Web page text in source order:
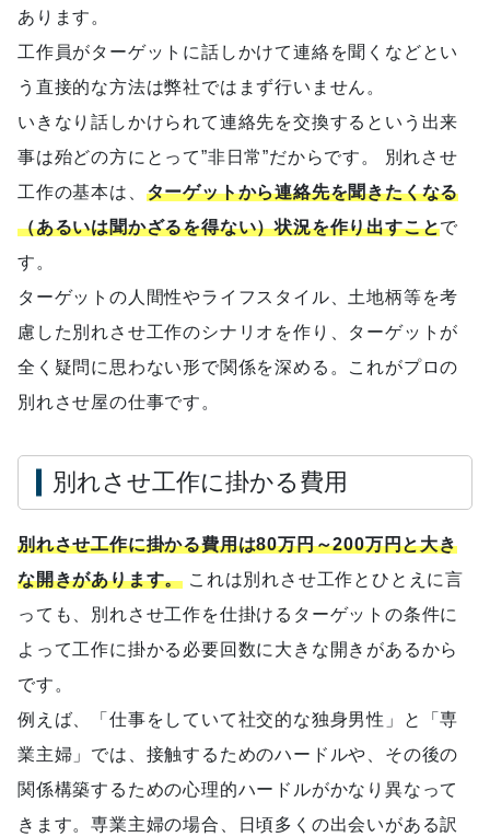
あります。
工作員がターゲットに話しかけて連絡を聞くなどとい
う直接的な方法は弊社ではまず行いません。
いきなり話しかけられて連絡先を交換するという出来
事は殆どの方にとって”非日常”だからです。 別れさせ
工作の基本は、 ターゲットから連絡先を聞きたくなる
（あるいは聞かざるを得ない）状況を作り出すことで
す。
ターゲットの人間性やライフスタイル、土地柄等を考
慮した別れさせ工作のシナリオを作り、ターゲットが
全く疑問に思わない形で関係を深める。これがプロの
別れさせ屋の仕事です。
別れさせ工作に掛かる費用
別れさせ工作に掛かる費用は80万円～200万円と大き
な開きがあります。 これは別れさせ工作とひとえに言
っても、別れさせ工作を仕掛けるターゲットの条件に
よって工作に掛かる必要回数に大きな開きがあるから
です。
例えば、「仕事をしていて社交的な独身男性」と「専
業主婦」では、接触するためのハードルや、その後の
関係構築するための心理的ハードルがかなり異なって
きます。専業主婦の場合、日頃多くの出会いがある訳